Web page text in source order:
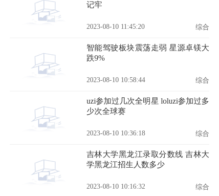
记牢
2023-08-10 11:45:20 综合
智能驾驶板块震荡走弱 星源卓镁大
跌9%
2023-08-10 10:58:44 综合
uzi参加过几次全明星 loluzi参加过多
少次全球赛
2023-08-10 10:36:18 综合
吉林大学黑龙江录取分数线 吉林大
学黑龙江招生人数多少
2023-08-10 10:16:32 综合